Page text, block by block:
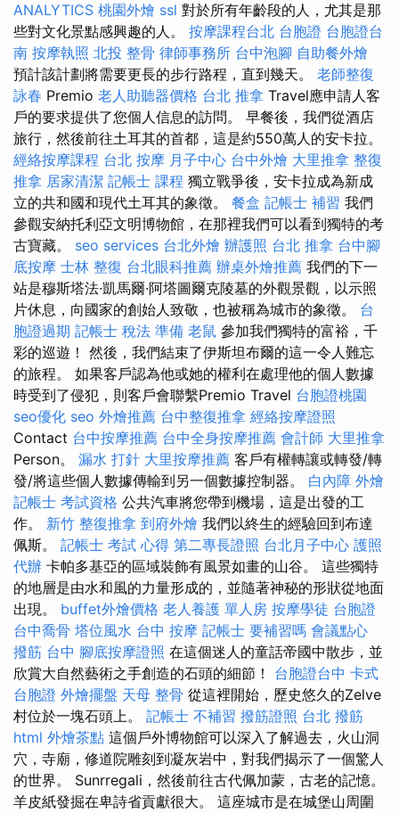
ANALYTICS 桃園外燴 ssl 對於所有年齡段的人，尤其是那
些對文化景點感興趣的人。 按摩課程台北 台胞證 台胞證台
南 按摩執照 北投 整骨 律師事務所 台中泡腳 自助餐外燴
預計該計劃將需要更長的步行路程，直到幾天。 老師整復
詠春 Premio 老人助聽器價格 台北 推拿 Travel應申請人客
戶的要求提供了您個人信息的訪問。 早餐後，我們從酒店
旅行，然後前往土耳其的首都，這是約550萬人的安卡拉。
經絡按摩課程 台北 按摩 月子中心 台中外燴 大里推拿 整復
推拿 居家清潔 記帳士 課程 獨立戰爭後，安卡拉成為新成
立的共和國和現代土耳其的象徵。 餐盒 記帳士 補習 我們
參觀安納托利亞文明博物館，在那裡我們可以看到獨特的考
古寶藏。 seo services 台北外燴 辦護照 台北 推拿 台中腳
底按摩 士林 整復 台北眼科推薦 辦桌外燴推薦 我們的下一
站是穆斯塔法·凱馬爾·阿塔圖爾克陵墓的外觀景觀，以示照
片休息，向國家的創始人致敬，也被稱為城市的象徵。 台
胞證過期 記帳士 稅法 準備 老鼠 參加我們獨特的富裕，千
彩的巡遊！ 然後，我們結束了伊斯坦布爾的這一令人難忘
的旅程。 如果客戶認為他或她的權利在處理他的個人數據
時受到了侵犯，則客戶會聯繫Premio Travel 台胞證桃園
seo優化 seo 外燴推薦 台中整復推拿 經絡按摩證照
Contact 台中按摩推薦 台中全身按摩推薦 會計師 大里推拿
Person。 漏水 打針 大里按摩推薦 客戶有權轉讓或轉發/轉
發/將這些個人數據傳輸到另一個數據控制器。 白內障 外燴
記帳士 考試資格 公共汽車將您帶到機場，這是出發的工
作。 新竹 整復推拿 到府外燴 我們以終生的經驗回到布達
佩斯。 記帳士 考試 心得 第二專長證照 台北月子中心 護照
代辦 卡帕多基亞的區域裝飾有風景如畫的山谷。 這些獨特
的地層是由水和風的力量形成的，並隨著神秘的形狀從地面
出現。 buffet外燴價格 老人養護 單人房 按摩學徒 台胞證
台中喬骨 塔位風水 台中 按摩 記帳士 要補習嗎 會議點心
撥筋 台中 腳底按摩證照 在這個迷人的童話帝國中散步，並
欣賞大自然藝術之手創造的石頭的細節！ 台胞證台中 卡式
台胞證 外燴擺盤 天母 整骨 從這裡開始，歷史悠久的Zelve
村位於一塊石頭上。 記帳士 不補習 撥筋證照 台北 撥筋
html 外燴茶點 這個戶外博物館可以深入了解過去，火山洞
穴，寺廟，修道院雕刻到凝灰岩中，對我們揭示了一個驚人
的世界。 Sunrregali，然後前往古代佩加蒙，古老的記憶。
羊皮紙發掘在卑詩省貢獻很大。 這座城市是在城堡山周圍